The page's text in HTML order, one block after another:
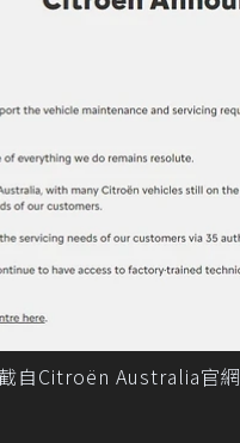
自Citroën Australia官網